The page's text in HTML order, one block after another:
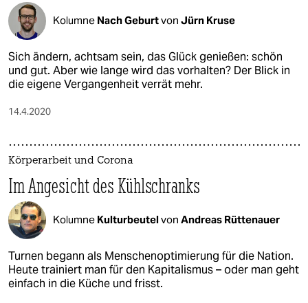
Kolumne Nach Geburtvon Jürn Kruse
Sich ändern, achtsam sein, das Glück genießen: schön
und gut. Aber wie lange wird das vorhalten? Der Blick in
die eigene Vergangenheit verrät mehr.
14.4.2020
Körperarbeit und Corona
Im Angesicht des Kühlschranks
Kolumne Kulturbeutelvon Andreas Rüttenauer
Turnen begann als Menschenoptimierung für die Nation.
Heute trainiert man für den Kapitalismus – oder man geht
einfach in die Küche und frisst.